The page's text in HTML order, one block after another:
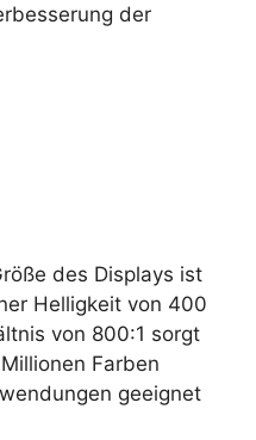
der
des Displays ist
Helligkeit von 400
von 800:1 sorgt
Farben
geeignet